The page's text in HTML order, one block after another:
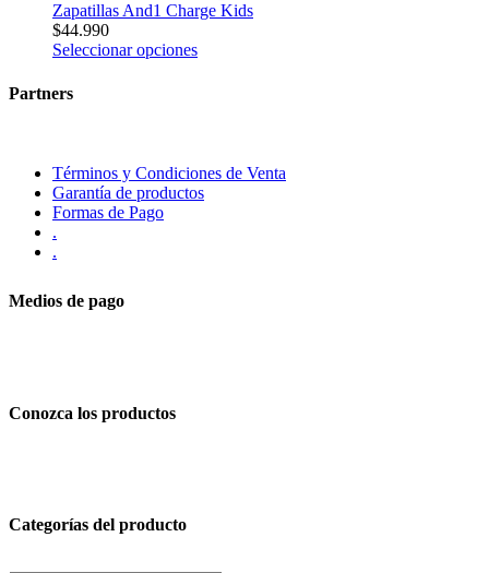
Zapatillas And1 Charge Kids
$44.990
Seleccionar opciones
Partners
Términos y Condiciones de Venta
Garantía de productos
Formas de Pago
.
.
Medios de pago
Conozca los productos
Categorías del producto